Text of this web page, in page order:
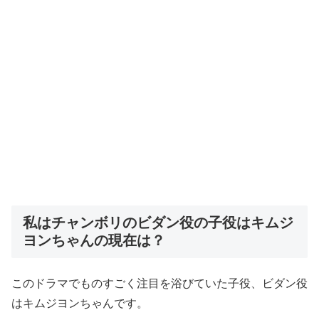
私はチャンボリのビダン役の子役はキムジ
ヨンちゃんの現在は？
このドラマでものすごく注目を浴びていた子役、ビダン役
はキムジヨンちゃんです。